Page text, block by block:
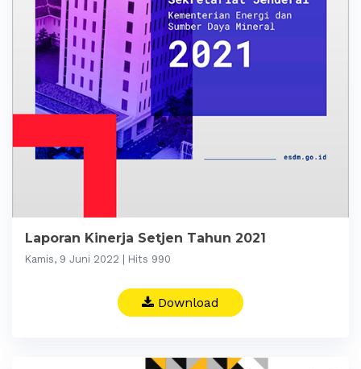
Laporan Kinerja Setjen Tahun 2021
Kamis, 9 Juni 2022 | Hits 990
Download